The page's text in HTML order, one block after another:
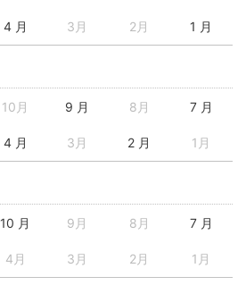
4 月 3月 2月 1 月
10月 9 月 8月 7 月
4 月 3月 2 月 1月
10 月 9月 8月 7 月
4月 3月 2月 1月